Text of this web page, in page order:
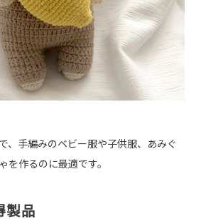
、手編みのベビー服や子供服、あみぐ
を作るのに最適です。
製品